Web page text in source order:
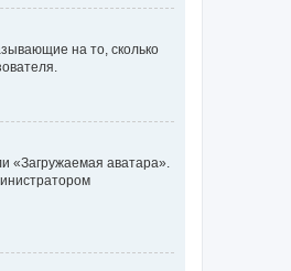
на то, сколько
«Загружаемая аватара».